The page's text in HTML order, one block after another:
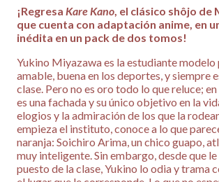
¡Regresa Kare Kano , el clásico shôjo de
que cuenta con adaptación anime, en
inédita en un pack de dos tomos!
Yukino Miyazawa es la estudiante modelo
amable, buena en los deportes, y siempre
clase. Pero no es oro todo lo que reluce;
es una fachada y su único objetivo en la
elogios y la admiración de los que la
empieza el instituto, conoce a lo que
naranja: Soichiro Arima, un chico guapo,
muy inteligente. Sin embargo, desde que
puesto de la clase, Yukino lo odia y trama